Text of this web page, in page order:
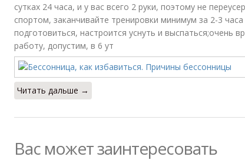
сутках 24 часа, и у вас всего 2 руки, поэтому не
спортом, заканчивайте тренировки минимум за 2-3
подготовиться, настроится уснуть и выспаться;очень
работу, допустим, в 6 ут
Читать дальше →
Вас может заинтересовать